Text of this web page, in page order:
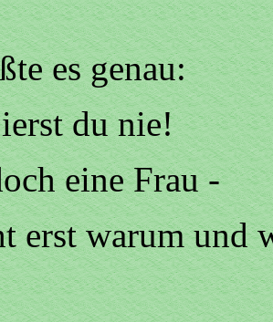
es genau:
du nie!
eine Frau -
erst warum und